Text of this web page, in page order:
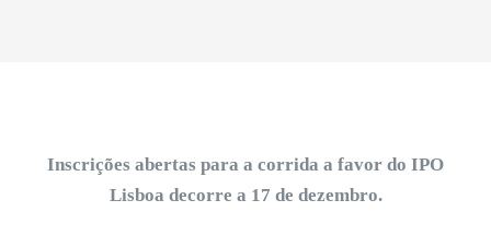
Inscrições abertas para a corrida a favor do IPO
Lisboa decorre a 17 de dezembro.